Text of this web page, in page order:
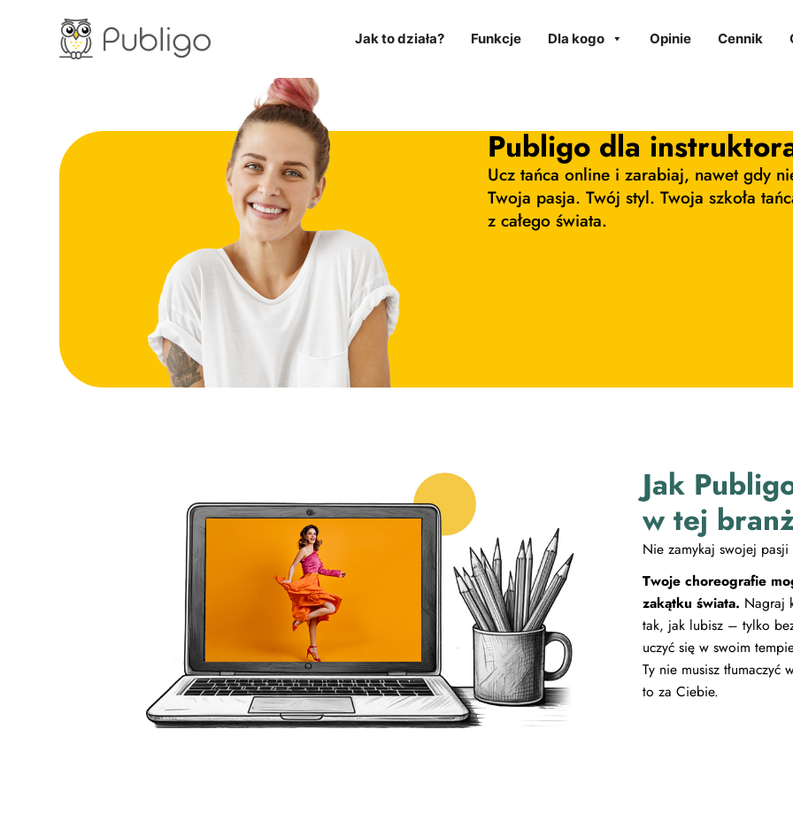
Jak to działa? Funkcje Dla kogo Opinie Cennik
Publigo dla
Ucz tańca online i zarabiaj, nawet gdy
Twoja pasja. Twój styl. Twoja szkoła
z całego świata.
Jak
w tej
Nie zamykaj swojej
Twoje choreografie
zakątku świata. Nagraj
tak, jak lubisz – tylko
uczyć się w swoim
Ty nie musisz
to za Ciebie.